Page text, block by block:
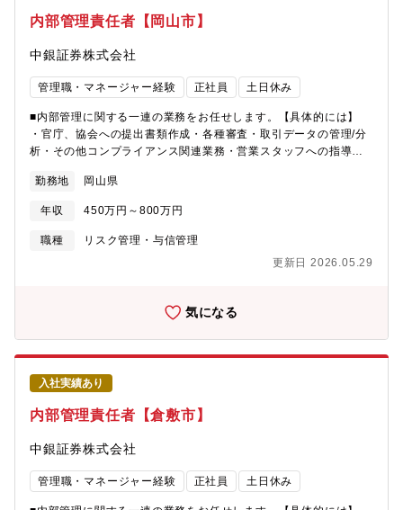
内部管理責任者【岡山市】
中銀証券株式会社
管理職・マネージャー経験 正社員 土日休み
■内部管理に関する一連の業務をお任せします。【具体的には】
・官庁、協会への提出書類作成・各種審査・取引データの管理/分
析・その他コンプライアンス関連業務・営業スタッフへの指導・
す。後任者および将来的な後継者を育成するため、長期的に就業
していただける内部管理責任者、または営業管理部署の経験者の
方を募集したいと考えています。
勤務地 岡山県
年収 450万円～800万円
職種
リスク管理・与信管理
更新日 2026.05.29
気になる
入社実績あり
内部管理責任者【倉敷市】
中銀証券株式会社
管理職・マネージャー経験 正社員 土日休み